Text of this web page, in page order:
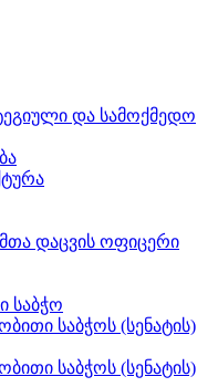
და სამოქმედო
დაცვის ოფიცერი
საბჭო
საბჭოს (სენატის)
საბჭოს (სენატის)